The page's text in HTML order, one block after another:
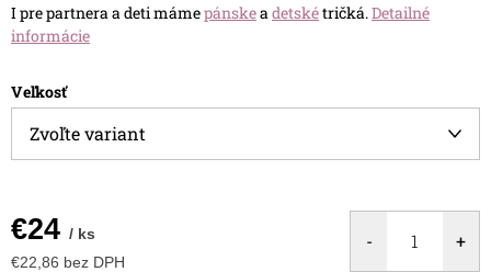
I pre partnera a deti mámepánskea detskétričká.Detailné
informácie
Veľkosť
€24 / ks
€22,86 bez DPH